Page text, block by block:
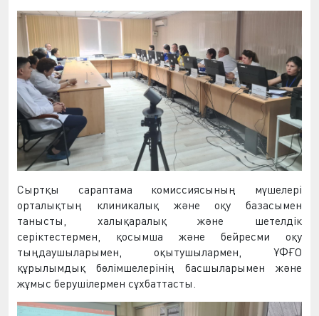
Сыртқы сараптама комиссиясының мүшелері
орталықтың клиникалық және оқу базасымен
танысты, халықаралық және шетелдік
серіктестермен, қосымша және бейресми оқу
тыңдаушыларымен, оқытушылармен, ҰФҒО
құрылымдық бөлімшелерінің басшыларымен және
жұмыс берушілермен сұхбаттасты.